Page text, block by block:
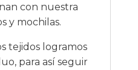
con nuestra
y mochilas.
tejidos logramos
para así seguir